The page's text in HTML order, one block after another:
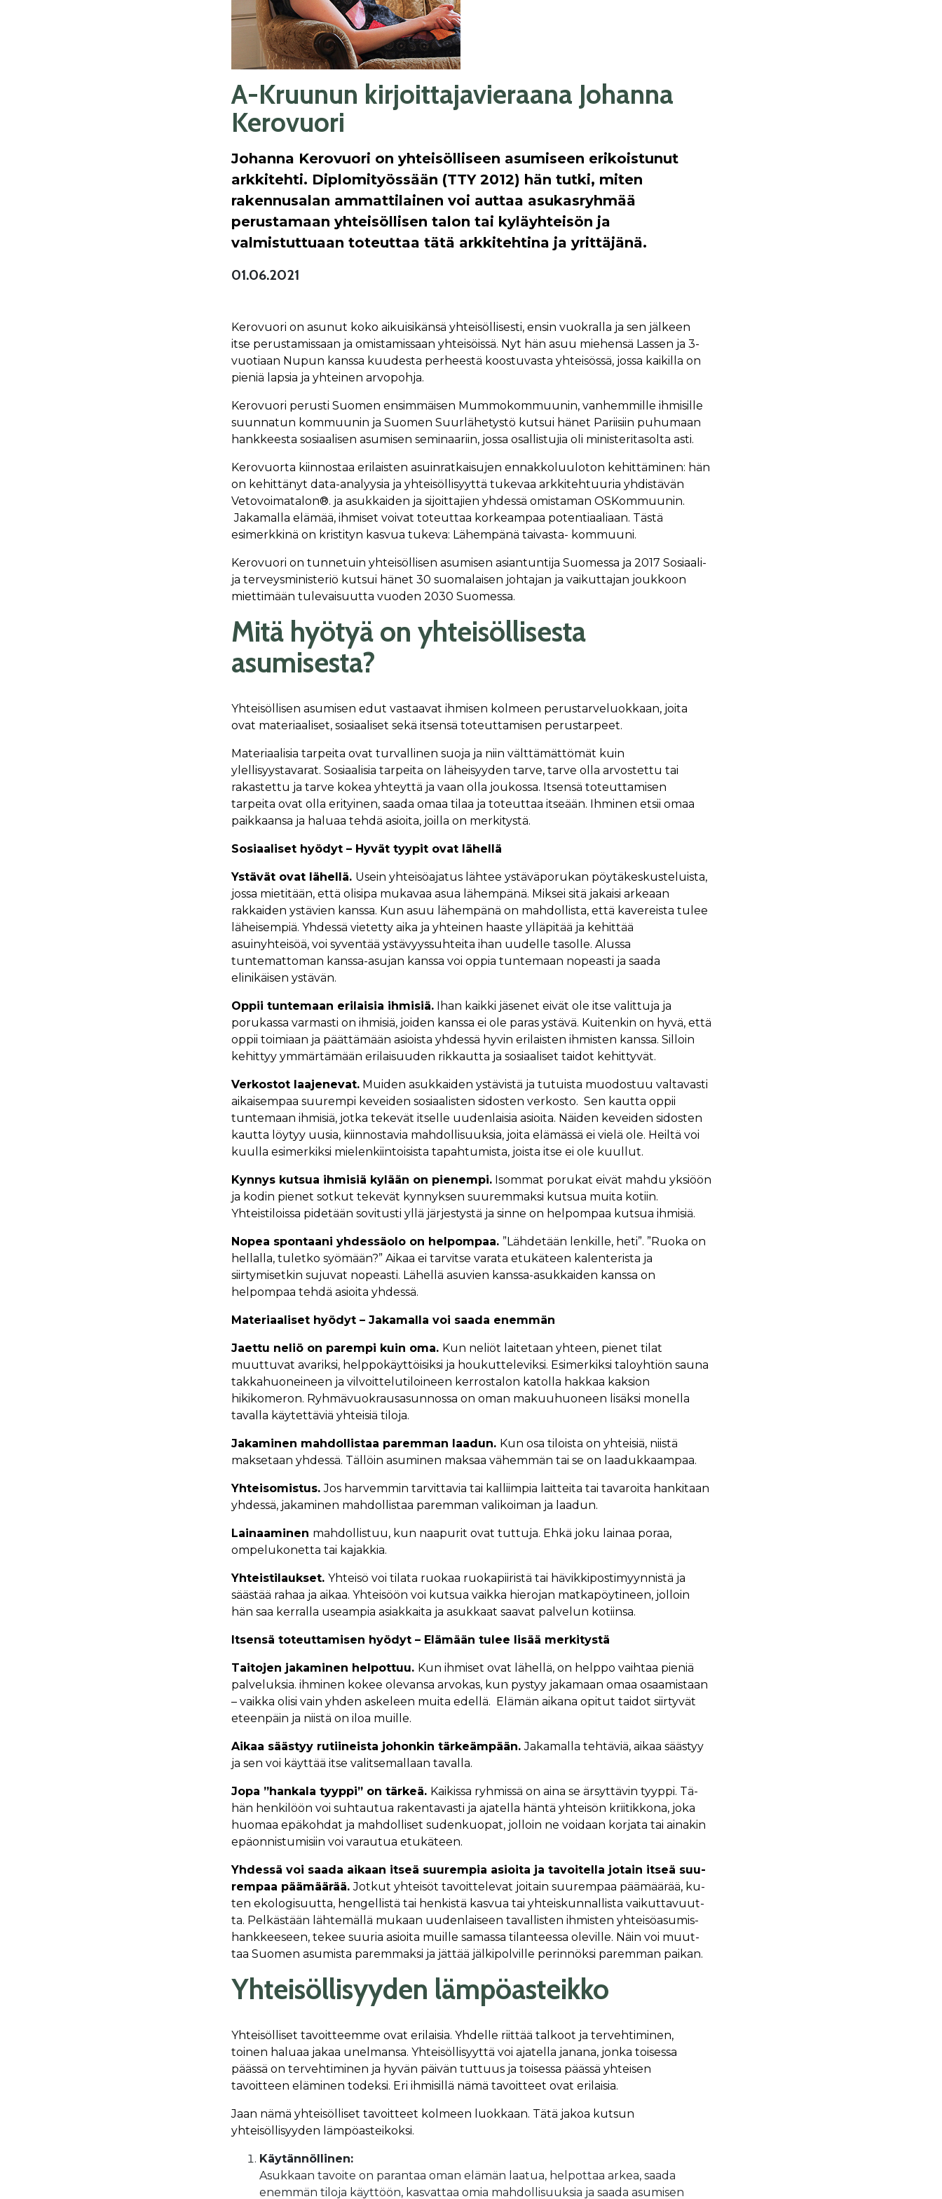
A-Kruunun kirjoittajavieraana Johanna
Kerovuori
Johanna Kerovuori on yhteisölliseen asumiseen erikoistunut
arkkitehti. Diplomityössään (TTY 2012) hän tutki, miten
rakennusalan ammattilainen voi auttaa asukasryhmää
perustamaan yhteisöllisen talon tai kyläyhteisön ja
valmistuttuaan toteuttaa tätä arkkitehtina ja yrittäjänä.
01.06.2021
Kerovuori on asunut koko aikuisikänsä yhteisöllisesti, ensin vuokralla ja sen jälkeen
itse perustamissaan ja omistamissaan yhteisöissä. Nyt hän asuu miehensä Lassen ja 3-
vuotiaan Nupun kanssa kuudesta perheestä koostuvasta yhteisössä, jossa kaikilla on
pieniä lapsia ja yhteinen arvopohja.
Kerovuori perusti Suomen ensimmäisen Mummokommuunin, vanhemmille ihmisille
suunnatun kommuunin ja Suomen Suurlähetystö kutsui hänet Pariisiin puhumaan
hankkeesta sosiaalisen asumisen seminaariin, jossa osallistujia oli ministeritasolta asti.
Kerovuorta kiinnostaa erilaisten asuinratkaisujen ennakkoluuloton kehittäminen: hän
on kehittänyt data-analyysia ja yhteisöllisyyttä tukevaa arkkitehtuuria yhdistävän
Vetovoimatalon®. ja asukkaiden ja sijoittajien yhdessä omistaman OSKommuunin.
Jakamalla elämää, ihmiset voivat toteuttaa korkeampaa potentiaaliaan. Tästä
esimerkkinä on kristityn kasvua tukeva: Lähempänä taivasta- kommuuni.
Kerovuori on tunnetuin yhteisöllisen asumisen asiantuntija Suomessa ja 2017 Sosiaali-
ja terveysministeriö kutsui hänet 30 suomalaisen johtajan ja vaikuttajan joukkoon
miettimään tulevaisuutta vuoden 2030 Suomessa.
Mitä hyötyä on yhteisöllisesta
asumisesta?
Yhteisöllisen asumisen edut vastaavat ihmisen kolmeen perustarveluokkaan, joita
ovat materiaaliset, sosiaaliset sekä itsensä toteuttamisen perustarpeet.
Materiaalisia tarpeita ovat turvallinen suoja ja niin välttämättömät kuin
ylellisyystavarat. Sosiaalisia tarpeita on läheisyyden tarve, tarve olla arvostettu tai
rakastettu ja tarve kokea yhteyttä ja vaan olla joukossa. Itsensä toteuttamisen
tarpeita ovat olla erityinen, saada omaa tilaa ja toteuttaa itseään. Ihminen etsii omaa
paikkaansa ja haluaa tehdä asioita, joilla on merkitystä.
Sosiaaliset hyödyt – Hyvät tyypit ovat lähellä
Ystävät ovat lähellä. Usein yhteisöajatus lähtee ystäväporukan pöytäkeskusteluista,
jossa mietitään, että olisipa mukavaa asua lähempänä. Miksei sitä jakaisi arkeaan
rakkaiden ystävien kanssa. Kun asuu lähempänä on mahdollista, että kavereista tulee
läheisempiä. Yhdessä vietetty aika ja yhteinen haaste ylläpitää ja kehittää
asuinyhteisöä, voi syventää ystävyyssuhteita ihan uudelle tasolle. Alussa
tuntemattoman kanssa-asujan kanssa voi oppia tuntemaan nopeasti ja saada
elinikäisen ystävän.
Oppii tuntemaan erilaisia ihmisiä.Ihan kaikki jäsenet eivät ole itse valittuja ja
porukassa varmasti on ihmisiä, joiden kanssa ei ole paras ystävä. Kuitenkin on hyvä, että
oppii toimiaan ja päättämään asioista yhdessä hyvin erilaisten ihmisten kanssa. Silloin
kehittyy ymmärtämään erilaisuuden rikkautta ja sosiaaliset taidot kehittyvät.
Verkostot laajenevat.Muiden asukkaiden ystävistä ja tutuista muodostuu valtavasti
aikaisempaa suurempi keveiden sosiaalisten sidosten verkosto. Sen kautta oppii
tuntemaan ihmisiä, jotka tekevät itselle uudenlaisia asioita. Näiden keveiden sidosten
kautta löytyy uusia, kiinnostavia mahdollisuuksia, joita elämässä ei vielä ole. Heiltä voi
kuulla esimerkiksi mielenkiintoisista tapahtumista, joista itse ei ole kuullut.
Kynnys kutsua ihmisiä kylään on pienempi.Isommat porukat eivät mahdu yksiöön
ja kodin pienet sotkut tekevät kynnyksen suuremmaksi kutsua muita kotiin.
Yhteistiloissa pidetään sovitusti yllä järjestystä ja sinne on helpompaa kutsua ihmisiä.
Nopea spontaani yhdessäolo on helpompaa. ”Lähdetään lenkille, heti”. ”Ruoka on
hellalla, tuletko syömään?” Aikaa ei tarvitse varata etukäteen kalenterista ja
siirtymisetkin sujuvat nopeasti. Lähellä asuvien kanssa-asukkaiden kanssa on
helpompaa tehdä asioita yhdessä.
Materiaaliset hyödyt – Jakamalla voi saada enemmän
Jaettu neliö on parempi kuin oma. Kun neliöt laitetaan yhteen, pienet tilat
muuttuvat avariksi, helppokäyttöisiksi ja houkutteleviksi. Esimerkiksi taloyhtiön sauna
takkahuoneineen ja vilvoittelutiloineen kerrostalon katolla hakkaa kaksion
hikikomeron. Ryhmävuokrausasunnossa on oman makuuhuoneen lisäksi monella
tavalla käytettäviä yhteisiä tiloja.
Jakaminen mahdollistaa paremman laadun. Kun osa tiloista on yhteisiä, niistä
maksetaan yhdessä. Tällöin asuminen maksaa vähemmän tai se on laadukkaampaa.
Yhteisomistus.Jos harvemmin tarvittavia tai kalliimpia laitteita tai tavaroita hankitaan
yhdessä, jakaminen mahdollistaa paremman valikoiman ja laadun.
Lainaaminen mahdollistuu, kun naapurit ovat tuttuja. Ehkä joku lainaa poraa,
ompelukonetta tai kajakkia.
Yhteistilaukset. Yhteisö voi tilata ruokaa ruokapiiristä tai hävikkipostimyynnistä ja
säästää rahaa ja aikaa. Yhteisöön voi kutsua vaikka hierojan matkapöytineen, jolloin
hän saa kerralla useampia asiakkaita ja asukkaat saavat palvelun kotiinsa.
It­sen­sä to­teut­ta­mi­sen hyö­dyt – Elä­mään tu­lee li­sää mer­ki­tys­tä
Tai­to­jen ja­ka­mi­nen hel­pot­tuu. Kun ih­mi­set ovat lä­hel­lä, on help­po vaih­taa pie­niä
pal­ve­luk­sia. ih­mi­nen ko­kee ole­van­sa ar­vo­kas, kun pys­tyy ja­ka­maan omaa osaa­mis­taan
– vaik­ka oli­si vain yh­den as­ke­leen mui­ta edel­lä. Elä­män ai­ka­na opi­tut tai­dot siir­ty­vät
eteen­päin ja niis­tä on iloa muil­le.
Ai­kaa sääs­tyy ru­tii­neis­ta jo­hon­kin tär­keäm­pään.Ja­ka­mal­la teh­tä­viä, ai­kaa sääs­tyy
ja sen voi käyt­tää it­se va­lit­se­mal­laan ta­val­la.
Jo­pa ”han­ka­la tyyp­pi” on tär­keä. Kai­kis­sa ryh­mis­sä on ai­na se är­syt­tä­vin tyyp­pi. Tä­
hän hen­ki­löön voi suh­tau­tua ra­ken­ta­vas­ti ja aja­tel­la hän­tä yh­tei­sön krii­tik­ko­na, jo­ka
huo­maa epä­koh­dat ja mah­dol­li­set su­den­kuo­pat, jol­loin ne voi­daan kor­ja­ta tai ai­na­kin
epäon­nis­tu­mi­siin voi va­rau­tua etu­kä­teen.
Yh­des­sä voi saa­da ai­kaan it­seä suu­rem­pia asioi­ta ja ta­voi­tel­la jo­tain it­seä suu­
rem­paa pää­mää­rää.Jot­kut yh­tei­söt ta­voit­te­le­vat joi­tain suu­rem­paa pää­mää­rää, ku­
ten eko­lo­gi­suut­ta, hen­gel­lis­tä tai hen­kis­tä kas­vua tai yh­teis­kun­nal­lis­ta vai­kut­ta­vuut­
ta. Pel­käs­tään läh­te­mäl­lä mu­kaan uu­den­lai­seen ta­val­lis­ten ih­mis­ten yh­tei­söa­su­mis­
hank­kee­seen, te­kee suu­ria asioi­ta muil­le sa­mas­sa ti­lan­tees­sa ole­vil­le. Näin voi muut­
taa Suo­men asu­mis­ta pa­rem­mak­si ja jät­tää jäl­ki­pol­vil­le pe­rin­nök­si pa­rem­man pai­kan.
Yhteisöllisyyden lämpöasteikko
Yhteisölliset tavoitteemme ovat erilaisia. Yhdelle riittää talkoot ja tervehtiminen,
toinen haluaa jakaa unelmansa. Yhteisöllisyyttä voi ajatella janana, jonka toisessa
päässä on tervehtiminen ja hyvän päivän tuttuus ja toisessa päässä yhteisen
tavoitteen eläminen todeksi. Eri ihmisillä nämä tavoitteet ovat erilaisia.
Jaan nämä yhteisölliset tavoitteet kolmeen luokkaan. Tätä jakoa kutsun
yhteisöllisyyden lämpöasteikoksi.
Käytännöllinen:
Asukkaan tavoite on parantaa oman elämän laatua, helpottaa arkea, saada
enemmän tiloja käyttöön, kasvattaa omia mahdollisuuksia ja saada asumisen